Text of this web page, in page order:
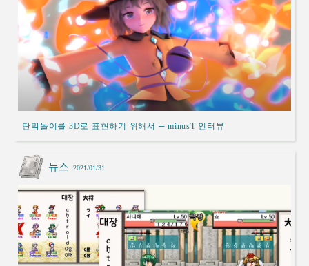
탄막놀이를 3D로 표현하기 위해서 ─ minusT 인터뷰
뉴스 2021/01/31